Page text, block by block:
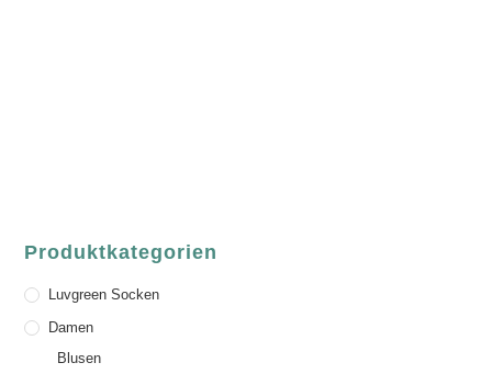
Produktkategorien
Luvgreen Socken
Damen
Blusen